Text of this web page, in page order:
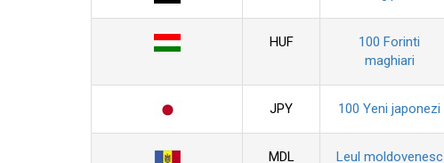
HUF
100 Forinti
maghiari
JPY 100 Yeni japonezi
MDL Leul moldovenesc